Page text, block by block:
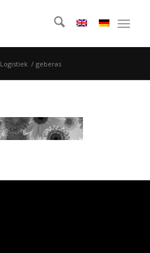
Logistiek / geberas